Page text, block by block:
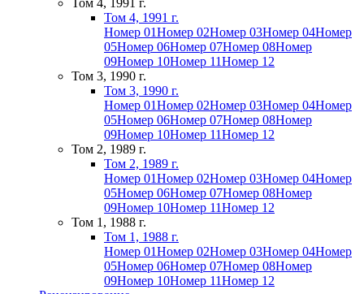
Том 4, 1991 г.
Том 4, 1991 г.
Номер 01Номер 02Номер 03Номер 04Номер
05Номер 06Номер 07Номер 08Номер
09Номер 10Номер 11Номер 12
Том 3, 1990 г.
Том 3, 1990 г.
Номер 01Номер 02Номер 03Номер 04Номер
05Номер 06Номер 07Номер 08Номер
09Номер 10Номер 11Номер 12
Том 2, 1989 г.
Том 2, 1989 г.
Номер 01Номер 02Номер 03Номер 04Номер
05Номер 06Номер 07Номер 08Номер
09Номер 10Номер 11Номер 12
Том 1, 1988 г.
Том 1, 1988 г.
Номер 01Номер 02Номер 03Номер 04Номер
05Номер 06Номер 07Номер 08Номер
09Номер 10Номер 11Номер 12